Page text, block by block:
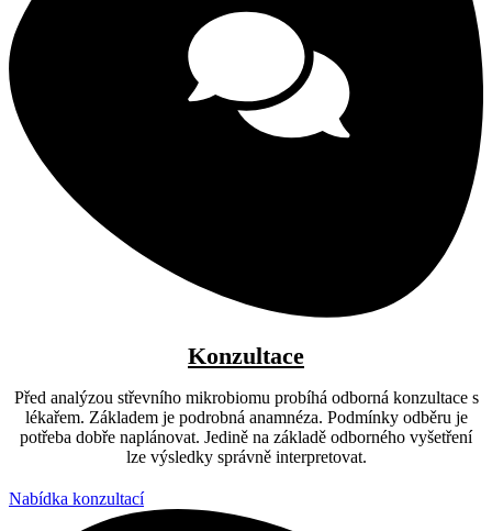
Konzultace​
Před analýzou střevního mikrobiomu probíhá odborná konzultace s
lékařem. Základem je podrobná anamnéza. Podmínky odběru je
potřeba dobře naplánovat. Jedině na základě odborného vyšetření
lze výsledky správně interpretovat.
Nabídka konzultací